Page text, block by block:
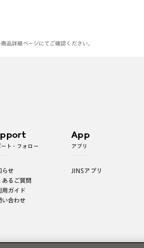
品詳細ページにてご確認ください。
ート・フォロー
らせ
あるご質問
用ガイド
い合わせ
App
アプリ
JINSアプリ